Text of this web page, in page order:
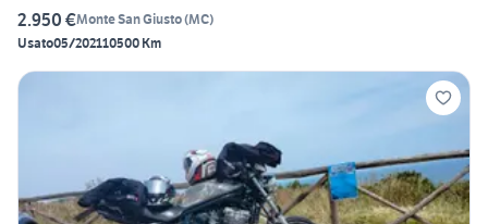
2.950 €Monte San Giusto(MC)
Usato05/202110500 Km